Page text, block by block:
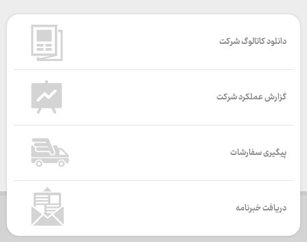
دانلود کاتالوگ شرکت
گزارش عملکرد شرکت
پیگیری سفارشات
دریافت خبرنامه